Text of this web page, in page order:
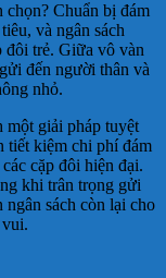
Chuẩn bị đám
và ngân sách
đôi trẻ. Giữa vô vàn
đến người thân và
nhỏ.
giải pháp tuyệt
tiết kiệm chi phí đám
cặp đôi hiện đại.
khi trân trọng gửi
sách còn lại cho